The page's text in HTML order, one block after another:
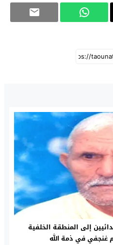
إلى المنطقة الخلفية
غنجفي في ذمة الله